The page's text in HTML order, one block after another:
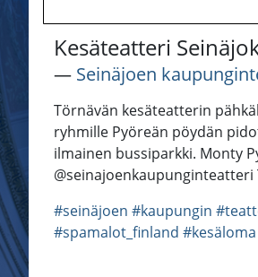
Kesäteatteri
― Seinäjoen
Törnävän kesäteatterin
ryhmille Pyöreän pöydän
ilmainen bussiparkki. Monty
@seinajoenkaupunginteatteri
#seinäjoen #kaupungin
#spamalot_finland #kesäloma